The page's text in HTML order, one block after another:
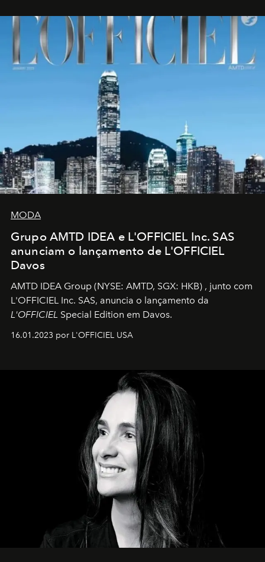
MODA
Grupo AMTD IDEA e L'OFFICIEL Inc. SAS
anunciam o lançamento de L'OFFICIEL
Davos
AMTD IDEA Group (NYSE: AMTD, SGX: HKB) , junto com
L'OFFICIEL Inc. SAS, anuncia o lançamento da
L'OFFICIEL Special Edition em Davos.
16.01.2023 por L'OFFICIEL USA